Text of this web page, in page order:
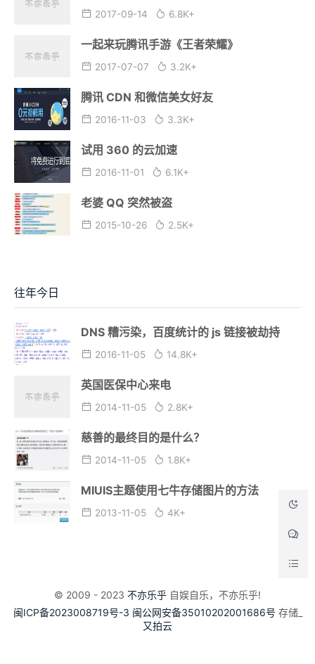
2017-09-14 6.8K+
一起来玩腾讯手游《王者荣耀》
2017-07-07 3.2K+
腾讯 CDN 和微信美女好友
2016-11-03 3.3K+
试用 360 的云加速
2016-11-01 6.1K+
老婆 QQ 突然被盗
2015-10-26 2.5K+
往年今日
DNS 糟污染，百度统计的 js 链接被劫持
2016-11-05 14.8K+
英国医保中心来电
2014-11-05 2.8K+
慈善的最终目的是什么？
2014-11-05 1.8K+
MIUIS主题使用七牛存储图片的方法
2013-11-05 4K+
© 2009 - 2023 不亦乐乎 自娱自乐，不亦乐乎!
闽ICP备2023008719号-3 闽公网安备35010202001686号 存储_
又拍云